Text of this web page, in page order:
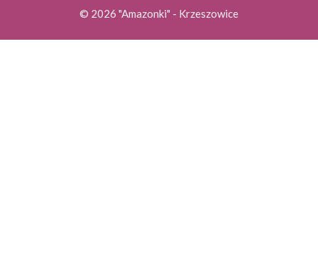
© 2026 "Amazonki" - Krzeszowice